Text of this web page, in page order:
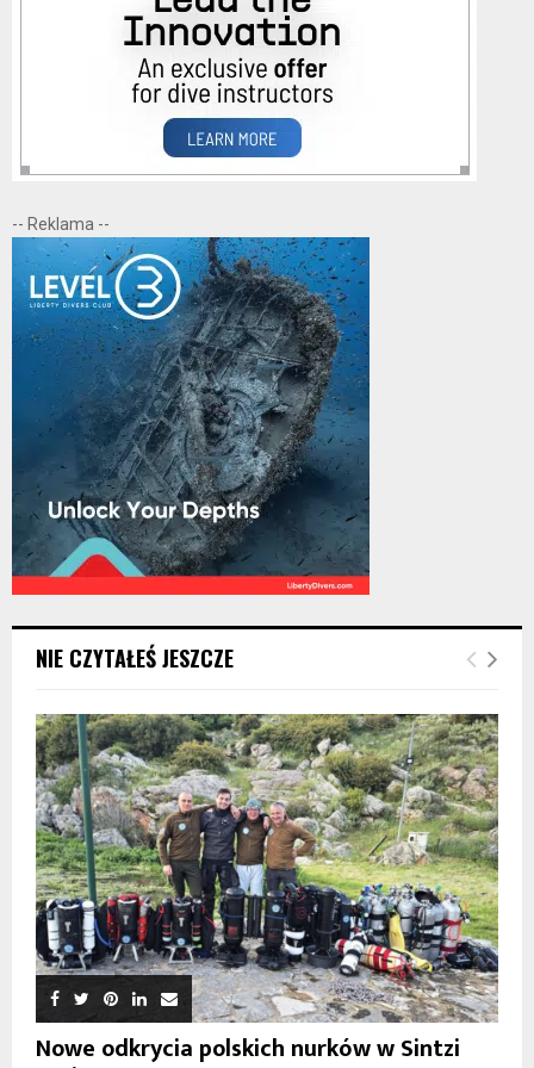
-- Reklama --
NIE CZYTAŁEŚ JESZCZE
Nowe odkrycia polskich nurków w Sintzi